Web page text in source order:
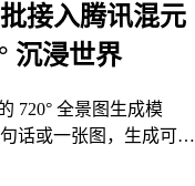
接入腾讯混元
沉浸世界
720° 全景图生成模
话或一张图，生成可自